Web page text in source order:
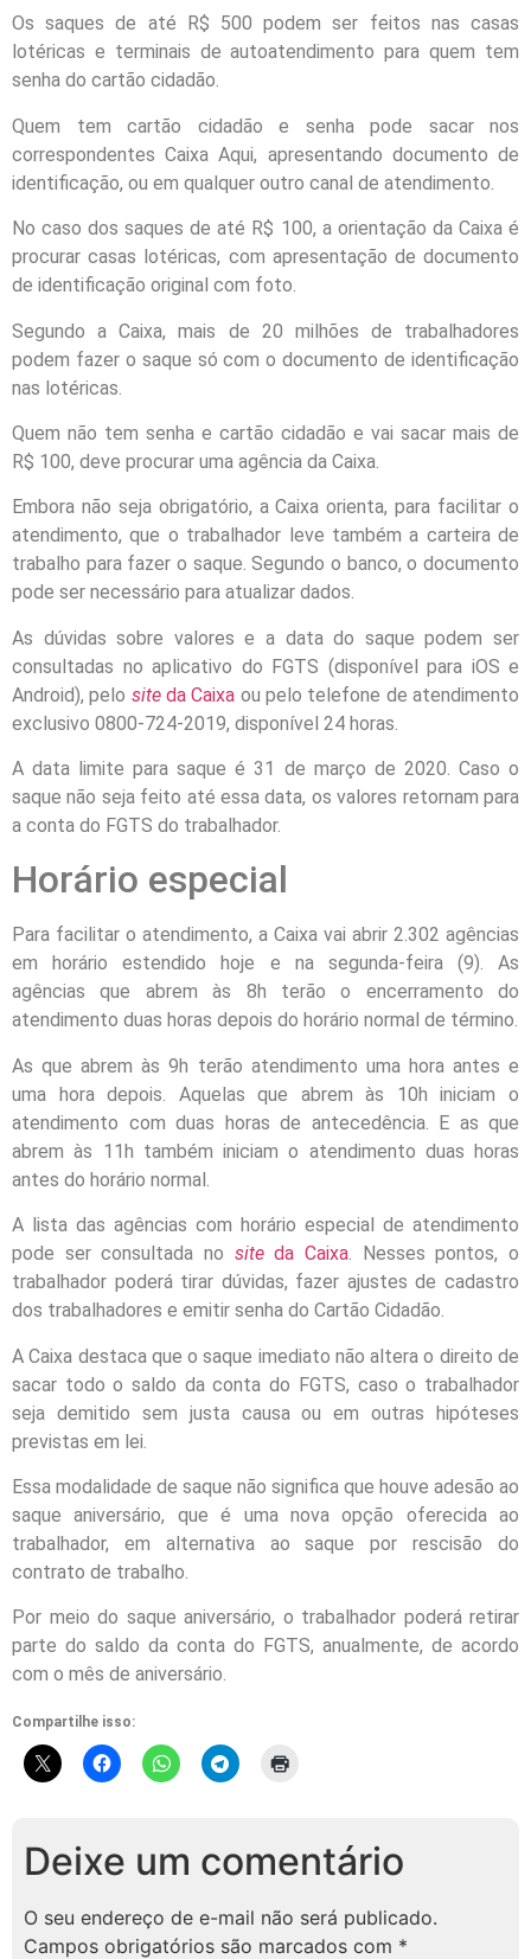
Os saques de até R$ 500 podem ser feitos nas casas
lotéricas e terminais de autoatendimento para quem tem
senha do cartão cidadão.
Quem tem cartão cidadão e senha pode sacar nos
correspondentes Caixa Aqui, apresentando documento de
identificação, ou em qualquer outro canal de atendimento.
No caso dos saques de até R$ 100, a orientação da Caixa é
procurar casas lotéricas, com apresentação de documento
de identificação original com foto.
Segundo a Caixa, mais de 20 milhões de trabalhadores
podem fazer o saque só com o documento de identificação
nas lotéricas.
Quem não tem senha e cartão cidadão e vai sacar mais de
R$ 100, deve procurar uma agência da Caixa.
Embora não seja obrigatório, a Caixa orienta, para facilitar o
atendimento, que o trabalhador leve também a carteira de
trabalho para fazer o saque. Segundo o banco, o documento
pode ser necessário para atualizar dados.
As dúvidas sobre valores e a data do saque podem ser
consultadas no aplicativo do FGTS (disponível para iOS e
Android), pelo siteda Caixa ou pelo telefone de atendimento
exclusivo 0800-724-2019, disponível 24 horas.
A data limite para saque é 31 de março de 2020. Caso o
saque não seja feito até essa data, os valores retornam para
a conta do FGTS do trabalhador.
Horário especial
Para facilitar o atendimento, a Caixa vai abrir 2.302 agências
em horário estendido hoje e na segunda-feira (9). As
agências que abrem às 8h terão o encerramento do
atendimento duas horas depois do horário normal de término.
As que abrem às 9h terão atendimento uma hora antes e
uma hora depois. Aquelas que abrem às 10h iniciam o
atendimento com duas horas de antecedência. E as que
abrem às 11h também iniciam o atendimento duas horas
antes do horário normal.
A lista das agências com horário especial de atendimento
pode ser consultada no siteda Caixa. Nesses pontos, o
trabalhador poderá tirar dúvidas, fazer ajustes de cadastro
dos trabalhadores e emitir senha do Cartão Cidadão.
A Caixa destaca que o saque imediato não altera o direito de
sacar todo o saldo da conta do FGTS, caso o trabalhador
seja demitido sem justa causa ou em outras hipóteses
previstas em lei.
Essa modalidade de saque não significa que houve adesão ao
saque aniversário, que é uma nova opção oferecida ao
trabalhador, em alternativa ao saque por rescisão do
contrato de trabalho.
Por meio do saque aniversário, o trabalhador poderá retirar
parte do saldo da conta do FGTS, anualmente, de acordo
com o mês de aniversário.
Compartilhe isso:
Deixe um comentário
O seu endereço de e-mail não será publicado.
Campos obrigatórios são marcados com *